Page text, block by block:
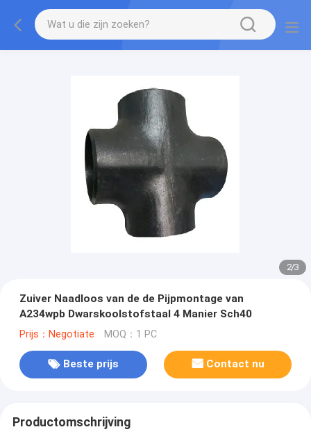
2/3
Zuiver Naadloos van de de Pijpmontage van
A234wpb Dwarskoolstofstaal 4 Manier Sch40
Prijs：Negotiate MOQ：1 PC
Beste prijs Contact nu
Productomschrijving